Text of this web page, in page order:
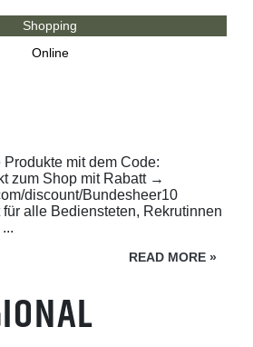
Shopping
Online
mit dem Code:
zum Shop mit Rabatt →
discount/Bundesheer10
alle Bediensteten, Rekrutinnen
READ MORE »